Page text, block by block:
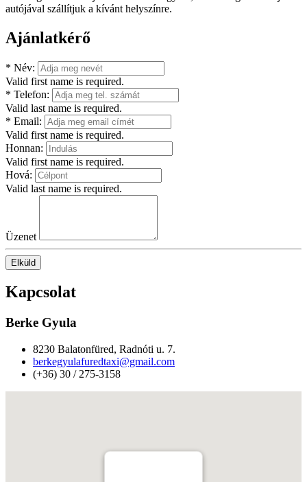
autójával szállítjuk a kívánt helyszínre.
Ajánlatkérő
* Név:
Valid first name is required.
* Telefon:
Valid last name is required.
* Email:
Valid first name is required.
Honnan:
Valid first name is required.
Hová:
Valid last name is required.
Üzenet
Elküld
Kapcsolat
Berke Gyula
8230 Balatonfüred, Radnóti u. 7.
berkegyulafuredtaxi@gmail.com
(+36) 30 / 275-3158